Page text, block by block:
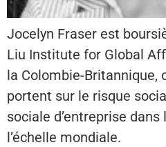
Jocelyn Fraser est
Liu Institute for Global
la Colombie-Britannique,
portent sur le risque
sociale d’entreprise
l’échelle mondiale.